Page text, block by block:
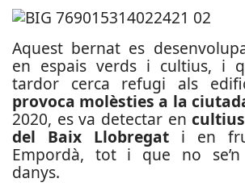
Aquest bernat es
en espais verds i cultius, i
tardor cerca refugi als
provoca molèsties a la
2020, es va detectar en
del Baix Llobregat i en
Empordà, tot i que no
danys.